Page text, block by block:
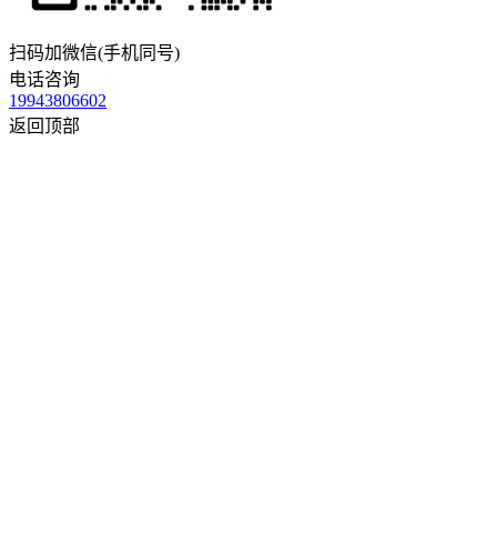
扫码加微信(手机同号)
电话咨询
19943806602
返回顶部